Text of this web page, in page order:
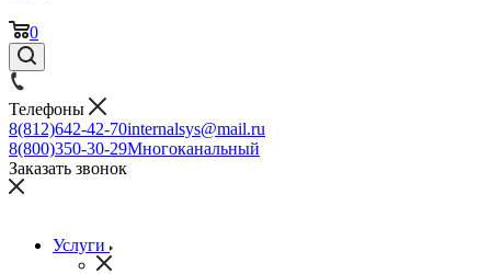
0
Телефоны
8(812)642-42-70internalsys@mail.ru
8(800)350-30-29Многоканальный
Заказать звонок
Услуги